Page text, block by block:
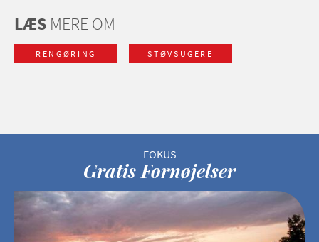
LÆS MERE OM
RENGØRING STØVSUGERE
Gratis Fornøjelser